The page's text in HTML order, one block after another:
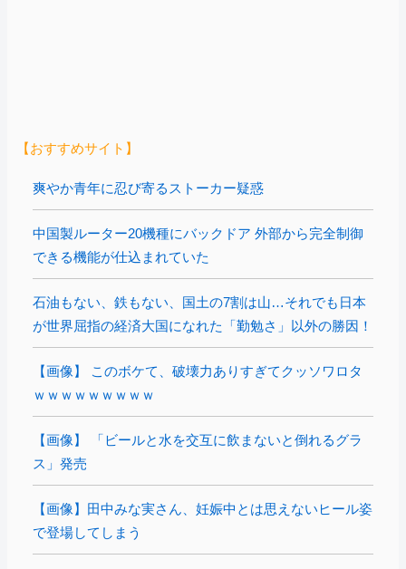
【おすすめサイト】
爽やか青年に忍び寄るストーカー疑惑
中国製ルーター20機種にバックドア 外部から完全制御
できる機能が仕込まれていた
石油もない、鉄もない、国土の7割は山…それでも日本
が世界屈指の経済大国になれた「勤勉さ」以外の勝因！
【画像】 このボケて、破壊力ありすぎてクッソワロタ
ｗｗｗｗｗｗｗｗｗ
【画像】 「ビールと水を交互に飲まないと倒れるグラ
ス」発売
【画像】田中みな実さん、妊娠中とは思えないヒール姿
で登場してしまう